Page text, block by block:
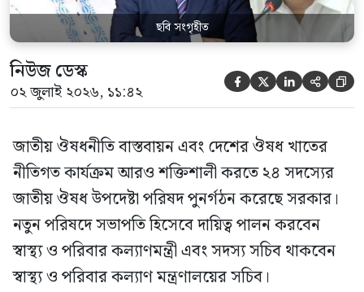
ছবি সংগৃহীত
নিউজ ডেস্ক
০২ জুলাই ২০২৬, ১১:৪২     
জাতীয় ঔষধনীতি বাস্তবায়ন এবং দেশের ঔষধ খাতের
নীতিগত কার্যক্রম আরও শক্তিশালী করতে ২৪ সদস্যের
জাতীয় ঔষধ উপদেষ্টা পরিষদ পুনর্গঠন করেছে সরকার।
নতুন পরিষদে সভাপতি হিসেবে দায়িত্ব পালন করবেন
স্বাস্থ্য ও পরিবার কল্যাণমন্ত্রী এবং সদস্য সচিব থাকবেন
স্বাস্থ্য ও পরিবার কল্যাণ মন্ত্রণালয়ের সচিব।